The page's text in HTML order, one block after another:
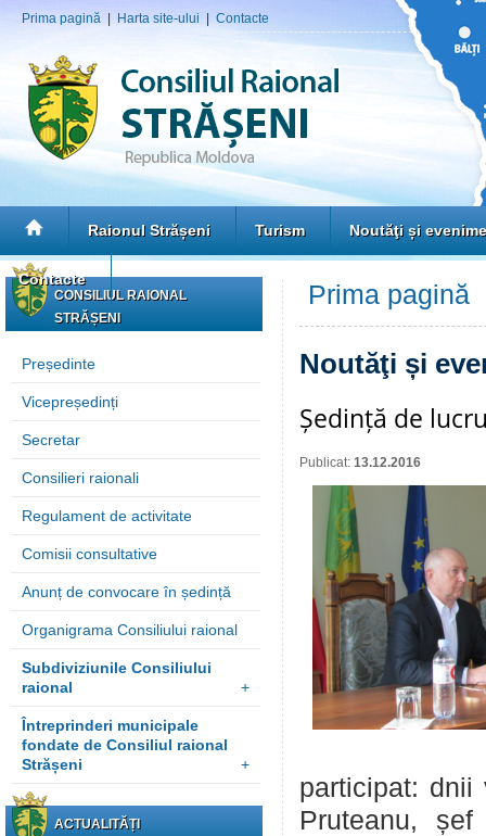
Prima pagină Harta site-ului Contacte
Raionul Strășeni Turism Noutăţi și
Contacte
CONSILIUL RAIONAL
STRĂȘENI
Președinte
Vicepreședinți
Secretar
Consilieri raionali
Regulament de activitate
Comisii consultative
Anunț de convocare în ședință
Organigrama Consiliului raional
Subdiviziunile Consiliului
raional
+
Întreprinderi municipale
fondate de Consiliul raional
Strășeni
+
ACTUALITĂȚI
Prima pagină
Noutăţi și
Ședință de
Publicat: 13.12.2016
participat:
Pruteanu,